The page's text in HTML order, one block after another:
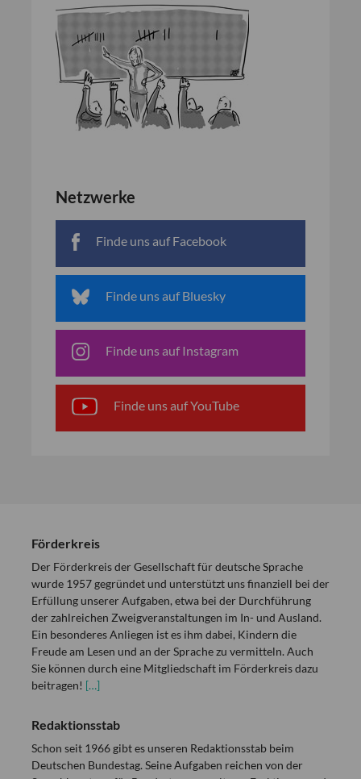
Netzwerke
Finde uns auf Facebook
Finde uns auf Bluesky
Finde uns auf Instagram
Finde uns auf YouTube
Förderkreis
Der Förderkreis der Gesellschaft für deutsche Sprache
wurde 1957 gegründet und unterstützt uns finanziell bei der
Erfüllung unserer Aufgaben, etwa bei der Durchführung
der zahlreichen Zweigveranstaltungen im In- und Ausland.
Ein besonderes Anliegen ist es ihm dabei, Kindern die
Freude am Lesen und an der Sprache zu vermitteln. Auch
Sie können durch eine Mitgliedschaft im Förderkreis dazu
beitragen! […]
Redaktionsstab
Schon seit 1966 gibt es unseren Redaktionsstab beim
Deutschen Bundestag. Seine Aufgaben reichen von der